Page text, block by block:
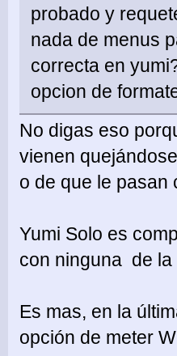
probado y
nada de menus
correcta en
opcion de
No digas eso
vienen
o de que le pasan
Yumi Solo es
con ninguna de la
Es mas, en la
opción de meter